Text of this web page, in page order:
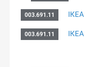
003.691.11
003.691.11